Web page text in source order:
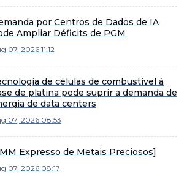
por Centros de Dados de IA
Ampliar Déficits de PGM
07, 2026 11:12
de células de combustível à
de platina pode suprir a demanda de
de data centers
07, 2026 08:53
Expresso de Metais Preciosos]
07, 2026 08:17